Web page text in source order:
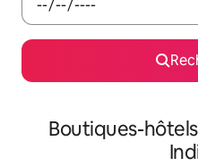
Boutiques-